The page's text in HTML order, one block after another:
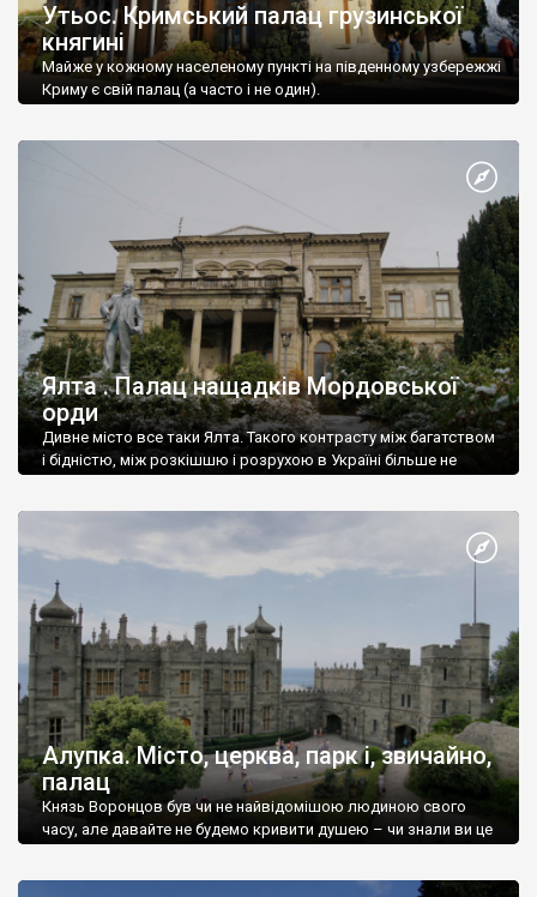
Утьос. Кримський палац грузинської
княгині
Майже у кожному населеному пункті на південному узбережжі
Криму є свій палац (а часто і не один).
Ялта . Палац нащадків Мордовської
орди
Дивне місто все таки Ялта. Такого контрасту між багатством
і бідністю, між розкішшю і розрухою в Україні більше не
Алупка. Місто, церква, парк і, звичайно,
палац
Князь Воронцов був чи не найвідомішою людиною свого
часу, але давайте не будемо кривити душею – чи знали ви це